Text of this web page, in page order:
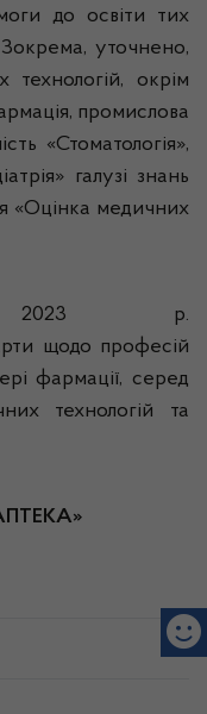
до освіти тих
Зокрема, уточнено,
окрім
промислова
«Стоматологія»,
галузі знань
«Оцінка медичних
р.
щодо професій
фармації, серед
технологій та